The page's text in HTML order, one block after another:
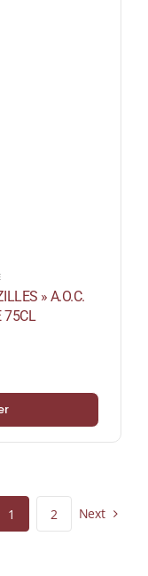
» A.O.C.
75CL
1 2 Next